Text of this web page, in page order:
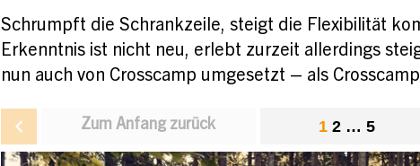
Schrumpft die Schrankzeile, steigt die Flexibilität
Erkenntnis ist nicht neu, erlebt zurzeit allerdings
nun auch von Crosscamp umgesetzt – als
Zum Anfang zurück 1 2 … 5